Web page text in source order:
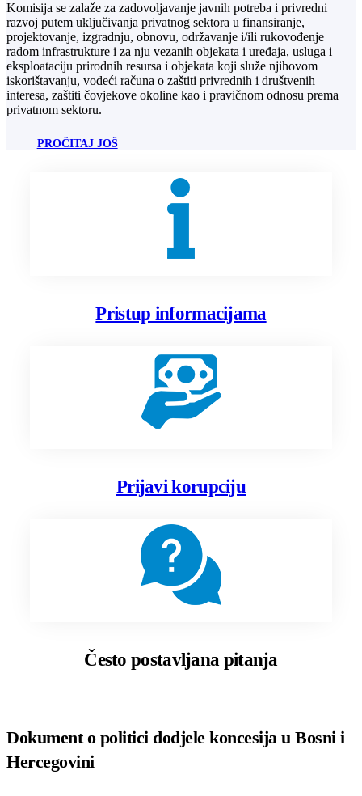
Komisija se zalaže za zadovoljavanje javnih potreba i privredni
razvoj putem uključivanja privatnog sektora u finansiranje,
projektovanje, izgradnju, obnovu, održavanje i/ili rukovođenje
radom infrastrukture i za nju vezanih objekata i uređaja, usluga i
eksploataciju prirodnih resursa i objekata koji služe njihovom
iskorištavanju, vodeći računa o zaštiti privrednih i društvenih
interesa, zaštiti čovjekove okoline kao i pravičnom odnosu prema
privatnom sektoru.
PROČITAJ JOŠ
Pristup informacijama
Prijavi korupciju
Često postavljana pitanja
Dokument o politici dodjele koncesija u Bosni i
Hercegovini